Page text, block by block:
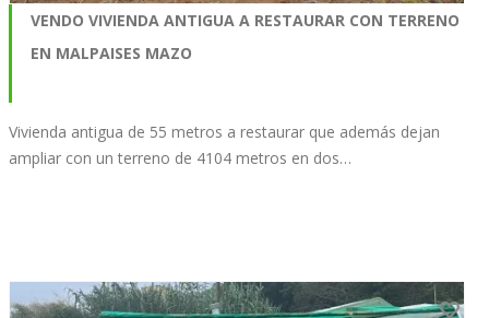
VENDO VIVIENDA ANTIGUA A RESTAURAR CON TERRENO
EN MALPAISES MAZO
Vivienda antigua de 55 metros a restaurar que además dejan
ampliar con un terreno de 4104 metros en dos…